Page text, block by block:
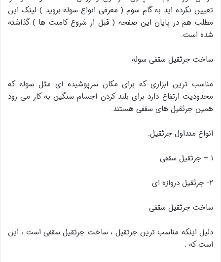
تعیین نکرده اید به گام سوم ( معرفی انواع سوله بروید ) لینک این
مطلب هم در پایان این صفحه ( قبل از شروع کامنت ها ) گذاشته
شده است.
ساخت جرثقیل سقفی سوله
مناسب ترین ابزاری که برای مکان سرپوشیده ای مثل سوله که
محدودیت ارتفاع دارد برای بلند کردن اجسام سنگین به کار می رود
همین جرثقیل های سقفی هستند.
انواع متداول جرثقیل:
۱ – جرثقیل سقفی
۲- جرثقیل دروازه ای
ساخت جرثقیل سقفی
دلیل اینکه مناسب ترین جرثقیل ، ساخت جرثقیل سقفی است ، این
است که :